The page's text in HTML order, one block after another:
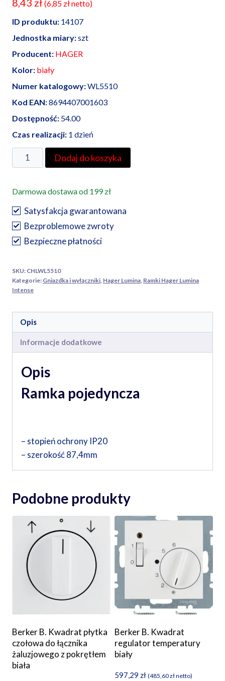
(6,85 złnetto)
ID produktu: 14107
Jednostka miary:szt
Producent: HAGER
Kolor: biały
Numer katalogowy:WL5510
Kod EAN:8694407001603
Dostępność: 54.00
Czas realizacji: 1 dzień
ilość
Hager
Intense
ramka
pojedyncza
biała
Dodaj do koszyka
Darmowa dostawa od 199 zł
Satysfakcja gwarantowana
Bezproblemowe zwroty
Bezpieczne płatności
SKU: CHLWL5510
Kategorie: Gniazdka i wyłączniki Hager Lumina Ramki Hager Lumina
Intense
Opis
Informacje dodatkowe
Opis
Ramka pojedyncza
– stopień ochrony IP20
– szerokość 87,4mm
Podobne produkty
Berker B. Kwadrat płytka
czołowa do łącznika
żaluzjowego z pokrętłem
biała
Berker B. Kwadrat
regulator temperatury
biały
597,29 zł (485,60złnetto)